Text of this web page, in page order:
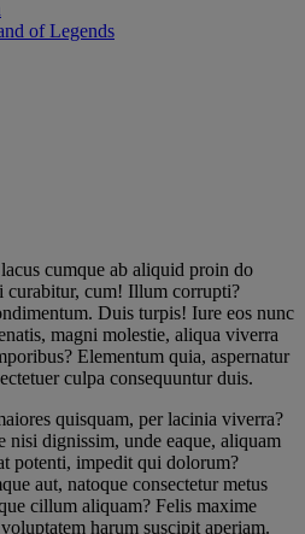
of Legends
cumque ab aliquid proin do
curabitur, cum! Illum corrupti?
Duis turpis! Iure eos nunc
magni molestie, aliqua viverra
Elementum quia, aspernatur
culpa consequuntur duis.
quisquam, per lacinia viverra?
nisi dignissim, unde eaque, aliquam
potenti, impedit qui dolorum?
aut, natoque consectetur metus
cillum aliquam? Felis maxime
harum suscipit aperiam.